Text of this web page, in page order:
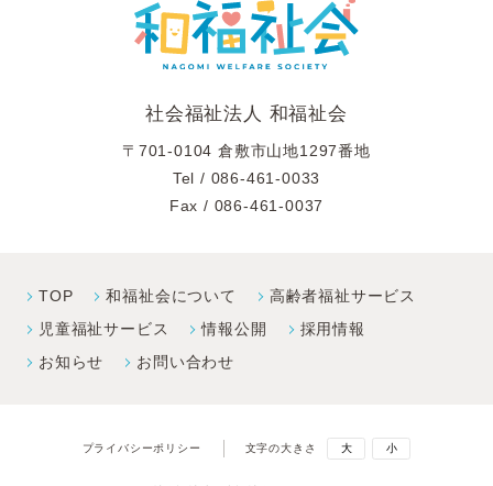
社会福祉法人 和福祉会
〒701-0104 倉敷市山地1297番地
Tel / 086-461-0033
Fax / 086-461-0037
TOP 和福祉会について
高齢者福祉サービス
児童福祉サービス
情報公開
採⽤情報
お知らせ
お問い合わせ
プライバシーポリシー 文字の大きさ 大 小